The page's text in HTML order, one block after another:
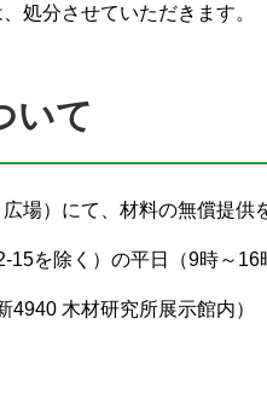
処分させていただきます。
いて
場）にて、材料の無償提供
を除く）の平日（9時～16
4940 木材研究所展示館内）